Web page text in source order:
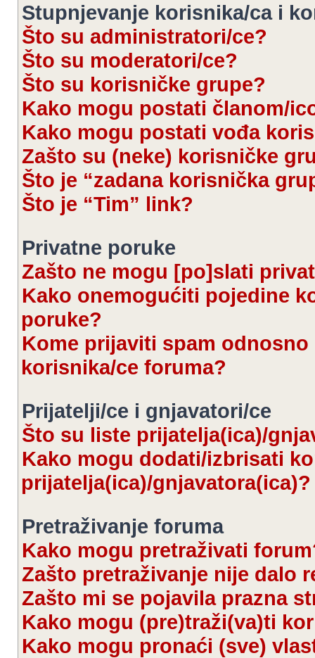
Stupnjevanje korisnika/ca i
Što su administratori/ce?
Što su moderatori/ce?
Što su korisničke grupe?
Kako mogu postati članom/
Kako mogu postati vođa
Zašto su (neke) korisničke
Što je “zadana korisnička
Što je “Tim” link?
Privatne poruke
Zašto ne mogu [po]slati
Kako onemogućiti pojedine
poruke?
Kome prijaviti spam
korisnika/ce foruma?
Prijatelji/ce i gnjavatori/ce
Što su liste prijatelja(ica)/
Kako mogu dodati/izbrisati
prijatelja(ica)/gnjavatora(ica)?
Pretraživanje foruma
Kako mogu pretraživati
Zašto pretraživanje nije dalo
Zašto mi se pojavila prazna
Kako mogu (pre)traži(va)ti
Kako mogu pronaći (sve)